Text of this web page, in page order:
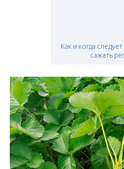
Как и когда
сажать